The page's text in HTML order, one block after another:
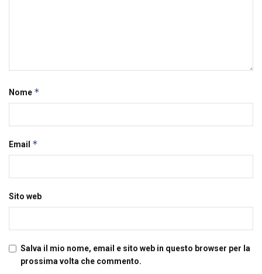
Nome *
Email *
Sito web
Salva il mio nome, email e sito web in questo browser per la
prossima volta che commento.